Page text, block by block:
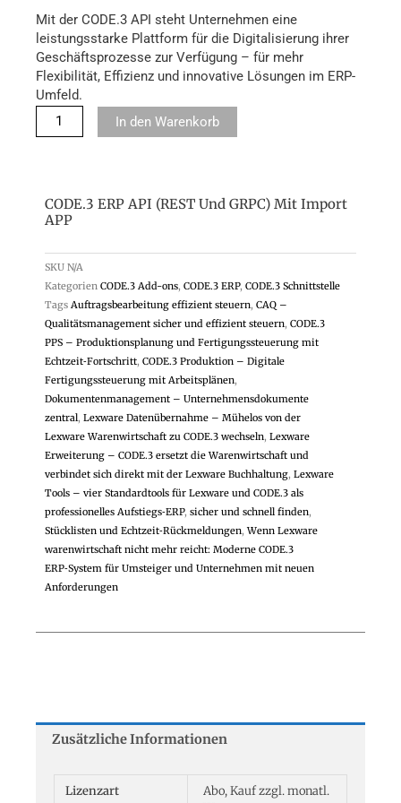
Mit der CODE.3 API steht Unternehmen eine
leistungsstarke Plattform für die Digitalisierung ihrer
Geschäftsprozesse zur Verfügung – für mehr
Flexibilität, Effizienz und innovative Lösungen im ERP-
Umfeld.​
In den Warenkorb
CODE.3 ERP API (REST Und GRPC) Mit Import
APP
SKU N/A
Kategorien CODE.3 Add-ons, CODE.3 ERP, CODE.3 Schnittstelle
Tags Auftragsbearbeitung effizient steuern, CAQ –
Qualitätsmanagement sicher und effizient steuern, CODE.3
PPS – Produktionsplanung und Fertigungssteuerung mit
Echtzeit‑Fortschritt, CODE.3 Produktion – Digitale
Fertigungssteuerung mit Arbeitsplänen,
Dokumentenmanagement – Unternehmensdokumente
zentral, Lexware Datenübernahme – Mühelos von der
Lexware Warenwirtschaft zu CODE.3 wechseln, Lexware
Erweiterung – CODE.3 ersetzt die Warenwirtschaft und
verbindet sich direkt mit der Lexware Buchhaltung, Lexware
Tools – vier Standardtools für Lexware und CODE.3 als
professionelles Aufstiegs‑ERP, sicher und schnell finden,
Stücklisten und Echtzeit‑Rückmeldungen,Wenn Lexware
warenwirtschaft nicht mehr reicht: Moderne CODE.3
ERP‑System für Umsteiger und Unternehmen mit neuen
Anforderungen
Zusätzliche Informationen
Lizenzart
Abo, Kauf zzgl. monatl.